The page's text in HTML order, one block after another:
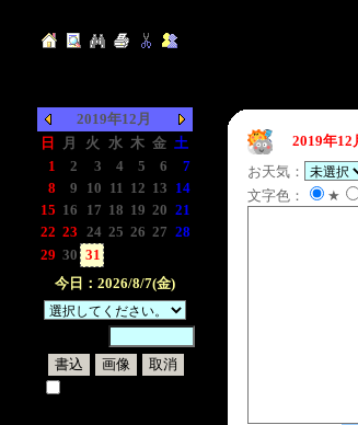
2019年12月
日
月 火 水 木 金 土
1
2 3 4 5 6
7
8
9 10 11 12 13 14
15 16 17 18 19 20 21
22 23 24 25 26 27 28
29 30 31
今日：2026/8/7(金)
2019年12
お天気：
文字色：
★